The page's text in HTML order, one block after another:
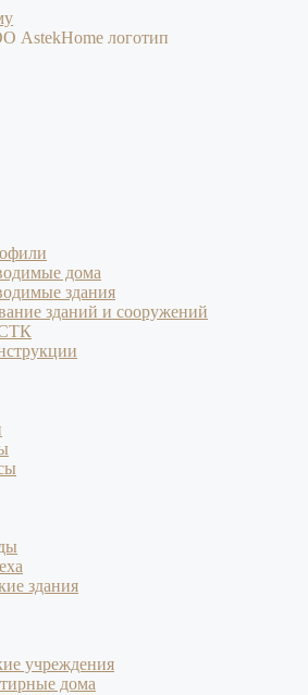
дома
здания
зданий и сооружений
здания
учреждения
дома